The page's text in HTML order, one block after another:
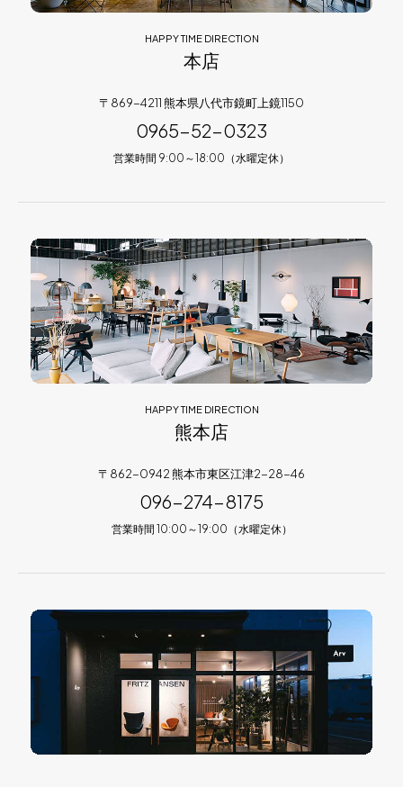
HAPPY TIME DIRECTION
本店
〒869-4211 熊本県八代市鏡町上鏡1150
0965-52-0323
営業時間 9:00～18:00（水曜定休）
HAPPY TIME DIRECTION
熊本店
〒862-0942 熊本市東区江津2-28-46
096-274-8175
営業時間 10:00～19:00（水曜定休）